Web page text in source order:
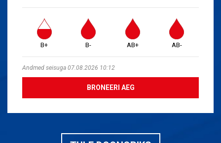
B+ B- AB+ AB-
Andmed seisuga 07.08.2026 10:12
BRONEERI AEG